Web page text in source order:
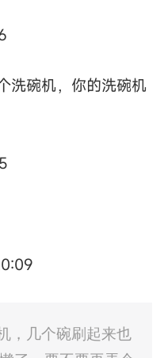
洗碗机，你的洗碗机
，几个碗刷起来也